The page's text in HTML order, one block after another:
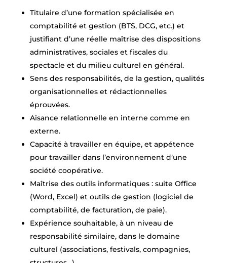
Titulaire d’une formation spécialisée en
comptabilité et gestion (BTS, DCG, etc.) et
justifiant d’une réelle maîtrise des dispositions
administratives, sociales et fiscales du
spectacle et du milieu culturel en général.
Sens des responsabilités, de la gestion, qualités
organisationnelles et rédactionnelles
éprouvées.
Aisance relationnelle en interne comme en
externe.
Capacité à travailler en équipe, et appétence
pour travailler dans l’environnement d’une
société coopérative.
Maîtrise des outils informatiques : suite Office
(Word, Excel) et outils de gestion (logiciel de
comptabilité, de facturation, de paie).
Expérience souhaitable, à un niveau de
responsabilité similaire, dans le domaine
culturel (associations, festivals, compagnies,